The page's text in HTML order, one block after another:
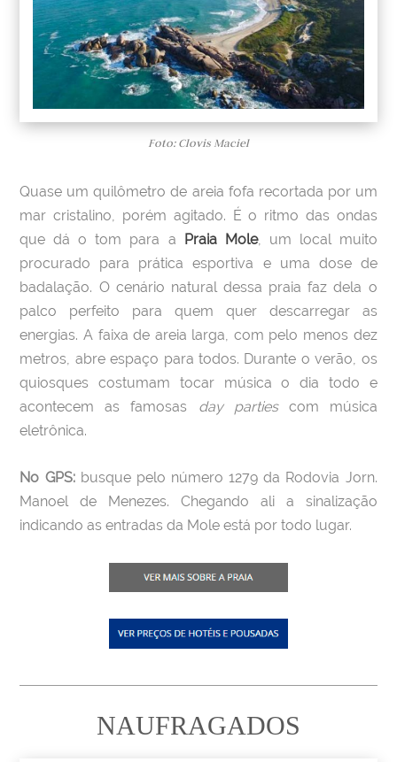
Foto: Clovis Maciel
Quase um quilômetro de areia fofa recortada por um
mar cristalino, porém agitado. É o ritmo das ondas
que dá o tom para a Praia Mole, um local muito
procurado para prática esportiva e uma dose de
badalação. O cenário natural dessa praia faz dela o
palco perfeito para quem quer descarregar as
energias. A faixa de areia larga, com pelo menos dez
metros, abre espaço para todos. Durante o verão, os
quiosques costumam tocar música o dia todo e
acontecem as famosas day partiescom música
eletrônica.
No GPS: busque pelo número 1279 da Rodovia Jorn.
Manoel de Menezes. Chegando ali a sinalização
indicando as entradas da Mole está por todo lugar.
NAUFRAGADOS